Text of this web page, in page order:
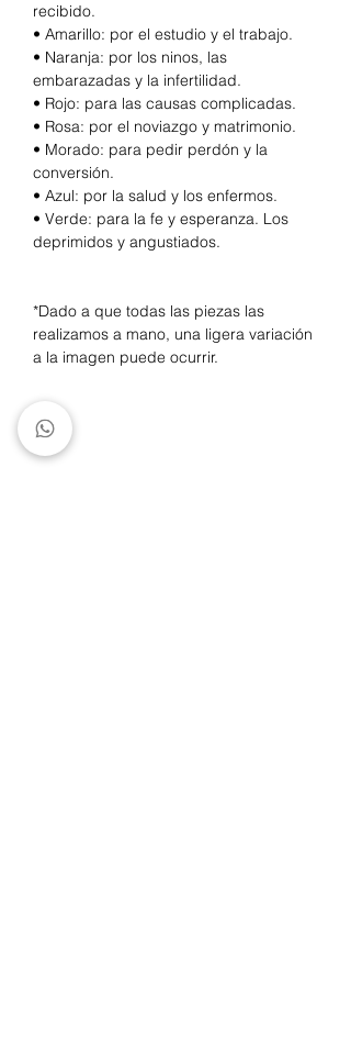
recibido.
• Amarillo: por el estudio y el trabajo.
• Naranja: por los ninos, las
embarazadas y la infertilidad.
• Rojo: para las causas complicadas.
• Rosa: por el noviazgo y matrimonio.
• Morado: para pedir perdón y la
conversión.
• Azul: por la salud y los enfermos.
• Verde: para la fe y esperanza. Los
deprimidos y angustiados.
*Dado a que todas las piezas las
realizamos a mano, una ligera variación
a la imagen puede ocurrir.